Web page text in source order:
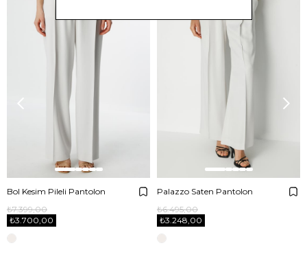
Bol Kesim Pileli Pantolon
₺3.700,00
₺7.399,00
Palazzo Saten Pantolon
₺3.248,00
₺6.495,00